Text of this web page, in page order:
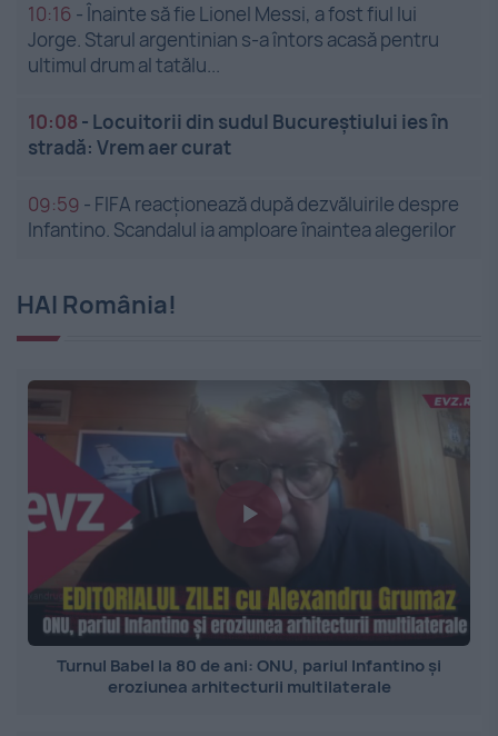
10:16 -Înainte să fie Lionel Messi, a fost fiul lui
Jorge. Starul argentinian s-a întors acasă pentru
ultimul drum al tatălu...
10:08 - Locuitorii din sudul Bucureștiului ies în
stradă: Vrem aer curat
09:59 - FIFA reacționează după dezvăluirile despre
Infantino. Scandalul ia amploare înaintea alegerilor
HAI România!
Turnul Babel la 80 de ani: ONU, pariul Infantino și
eroziunea arhitecturii multilaterale